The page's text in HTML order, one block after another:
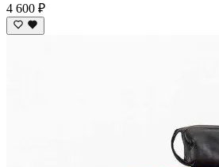
4 600 ₽